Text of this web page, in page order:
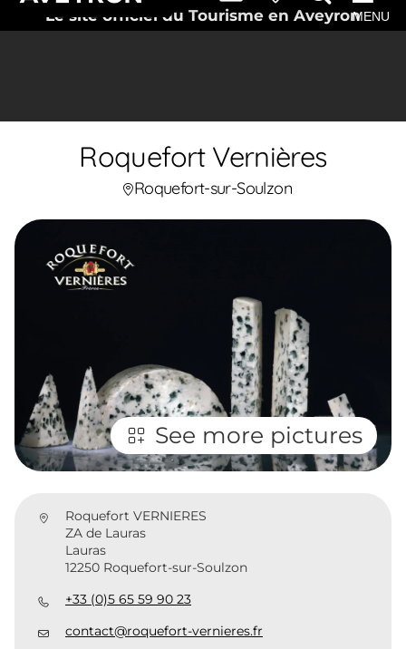
Le site officiel du Tourisme en AveyronMENU
Roquefort Vernières
Roquefort-sur-Soulzon
See more pictures
Roquefort VERNIERES
ZA de Lauras
Lauras
12250 Roquefort-sur-Soulzon
+33 (0)5 65 59 90 23
contact@roquefort-vernieres.fr